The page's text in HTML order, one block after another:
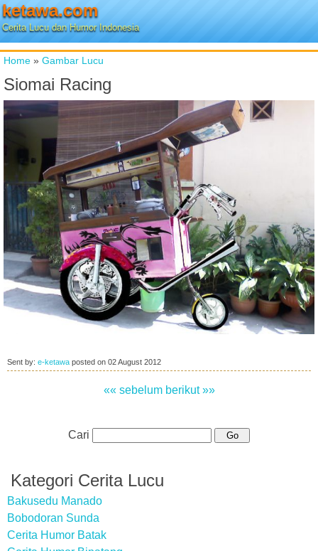
ketawa.com
Cerita Lucu dan Humor Indonesia
Home » Gambar Lucu
Siomai Racing
Sent by: e-ketawa posted on 02 August 2012
«« sebelum berikut »»
Cari
Kategori Cerita Lucu
Bakusedu Manado
Bobodoran Sunda
Cerita Humor Batak